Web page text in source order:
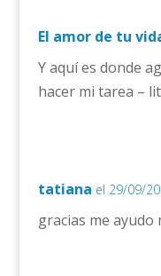
El amor de tu
Y aquí es donde
hacer mi tarea –
tatiana el 29/09/
gracias me ayudo